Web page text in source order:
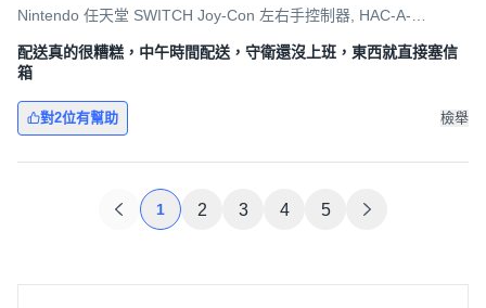
Nintendo 任天堂 SWITCH Joy-Con 左右手控制器, HAC-A-
配送真的很糟糕，中午時間配送，守衛還沒上班，東西就直接塞信
箱
對2位有幫助 檢舉
1 2 3 4 5